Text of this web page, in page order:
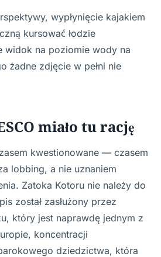
wypłynięcie kajakiem
kursować łodzie
na poziomie wody na
żadne zdjęcie w pełni nie
miało tu rację
kwestionowane — czasem
lobbing, a nie uznaniem
Zatoka Kotoru nie należy do
został zasłużony przez
który jest naprawdę jednym z
koncentracji
dziedzictwa, która